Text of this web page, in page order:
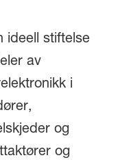
ideell stiftelse
av
i
og
og